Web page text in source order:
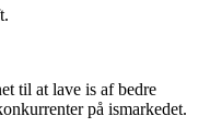
til at lave is af bedre
på ismarkedet.